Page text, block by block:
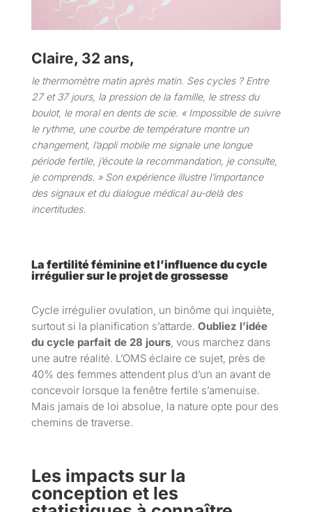
Claire, 32 ans,
le thermomètre matin après matin. Ses cycles ? Entre
27 et 37 jours, la pression de la famille, le stress du
boulot, le moral en dents de scie. « Impossible de suivre
le rythme, une courbe de température montre un
changement, l’appli mobile me signale une longue
période fertile, j’écoute la recommandation, je consulte,
je comprends. » Son expérience illustre l’importance
des signaux et du dialogue médical au-delà des
incertitudes.
La fertilité féminine et l’influence du cycle
irrégulier sur le projet de grossesse
Cycle irrégulier ovulation, un binôme qui inquiète,
surtout si la planification s’attarde. Oubliez l’idée
du cycle parfait de 28 jours, vous marchez dans
une autre réalité. L’OMS éclaire ce sujet, près de
40% des femmes attendent plus d’un an avant de
concevoir lorsque la fenêtre fertile s’amenuise.
Mais jamais de loi absolue, la nature opte pour des
chemins de traverse.
Les impacts sur la
conception et les